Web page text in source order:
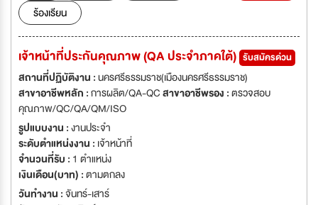
ร้องเรียน
เจ้าหน้าที่ประกันคุณภาพ (QA ประจำภาคใต้) รับสมัครด่วน
สถานที่ปฏิบัติงาน :นครศรีธรรมราช(เมืองนครศรีธรรมราช)
สาขาอาชีพหลัก :การผลิต/QA-QCสาขาอาชีพรอง :ตรวจสอบ
คุณภาพ/QC/QA/QM/ISO
รูปแบบงาน :งานประจำ
ระดับตำแหน่งงาน : เจ้าหน้าที่
จำนวนที่รับ : 1 ตำแหน่ง
เงินเดือน(บาท) :ตามตกลง
วันทำงาน :จันทร์-เสาร์